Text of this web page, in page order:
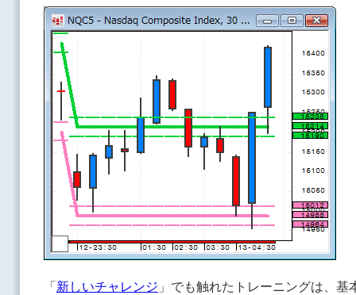
「 新しいチャレンジ 」でも触れたトレーニングは、